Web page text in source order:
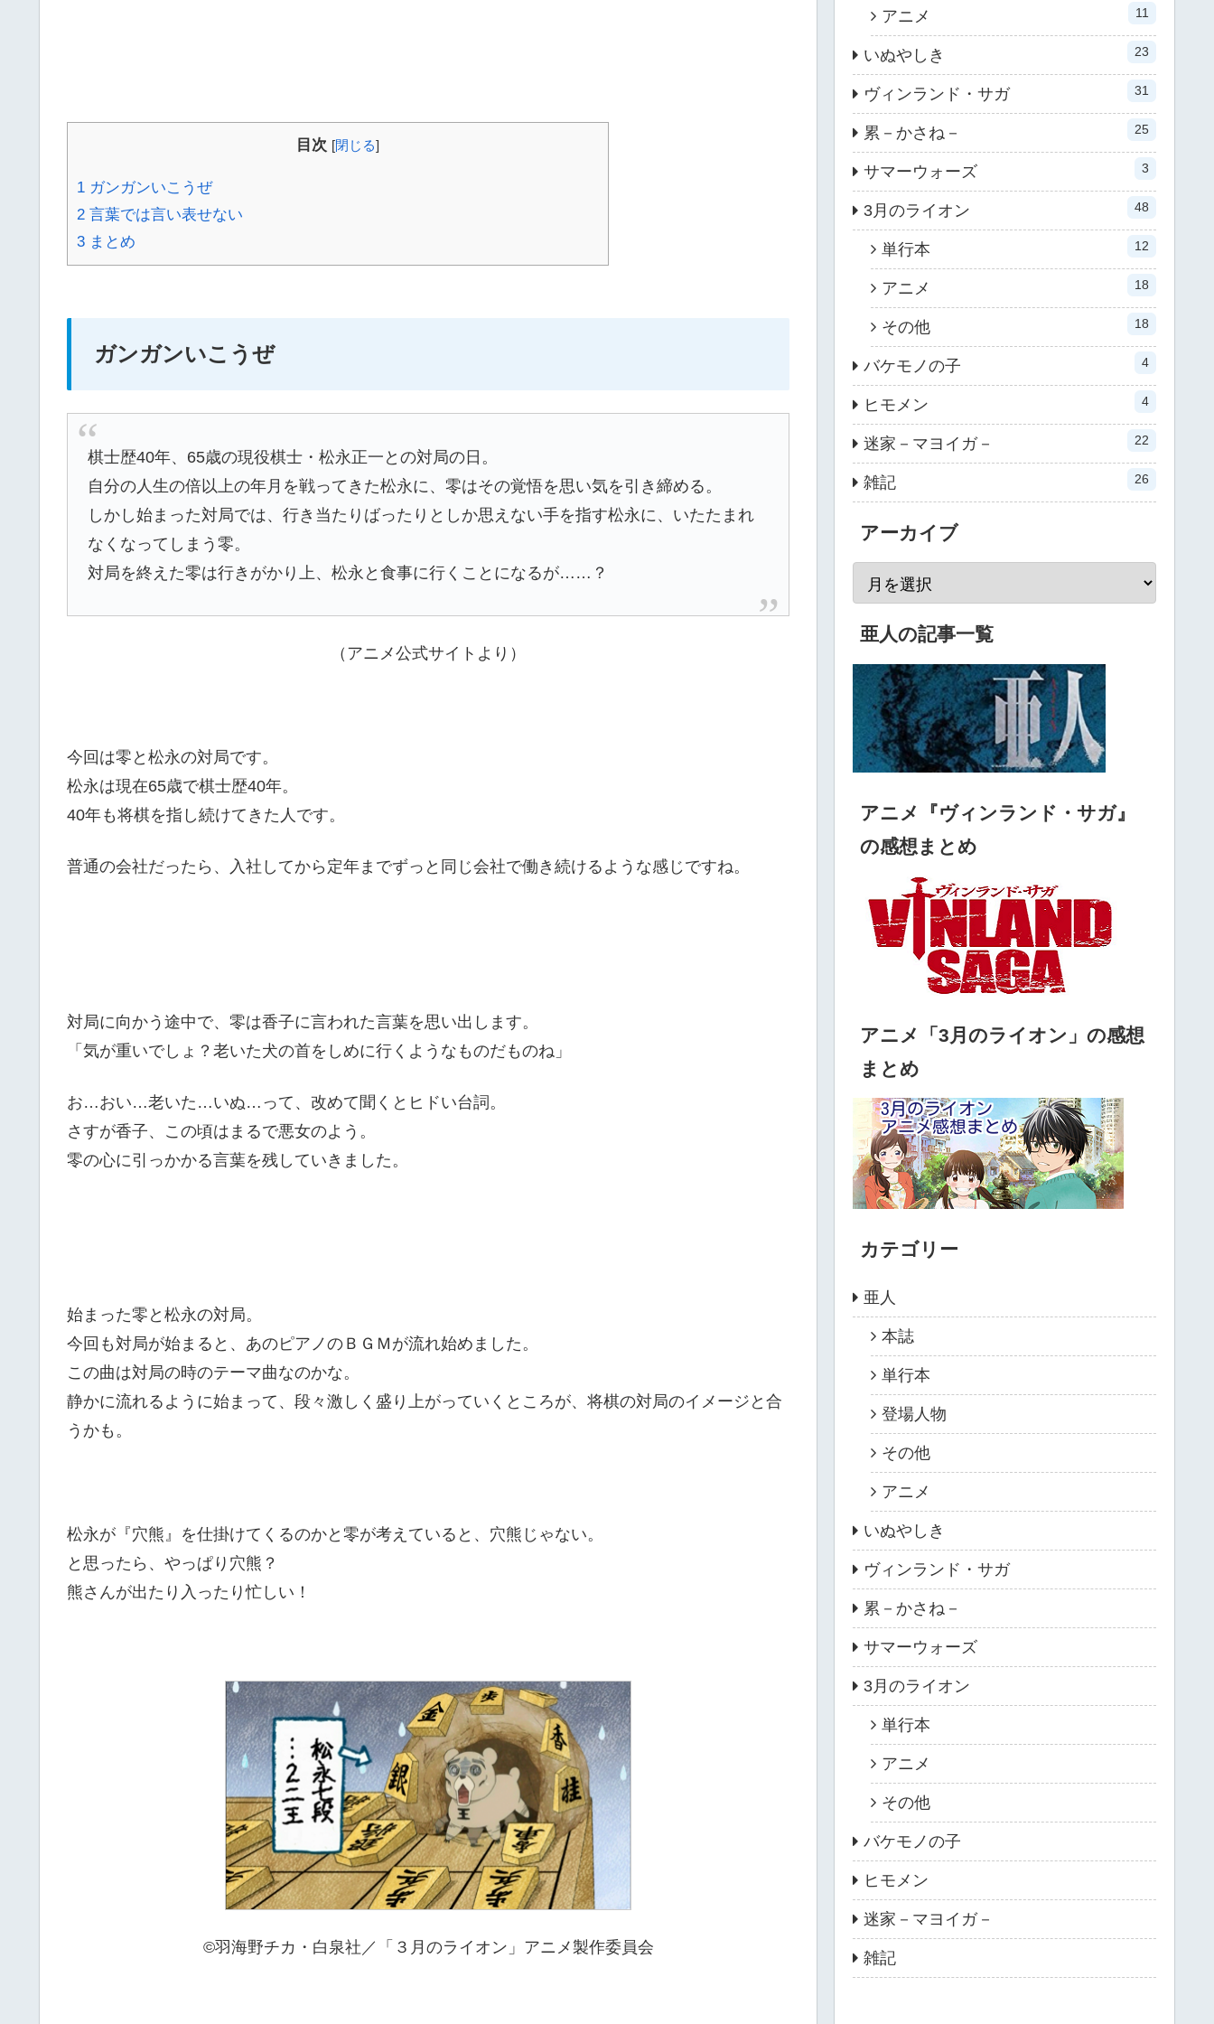
目次 [閉じる]
1 ガンガンいこうぜ
2 言葉では言い表せない
3 まとめ
ガンガンいこうぜ
棋士歴40年、65歳の現役棋士・松永正一との対局の日。
自分の人生の倍以上の年月を戦ってきた松永に、零はその覚悟を思い気を引き締める。
しかし始まった対局では、行き当たりばったりとしか思えない手を指す松永に、いたたまれ
なくなってしまう零。
対局を終えた零は行きがかり上、松永と食事に行くことになるが……？
（アニメ公式サイトより）
今回は零と松永の対局です。
松永は現在65歳で棋士歴40年。
40年も将棋を指し続けてきた人です。
普通の会社だったら、入社してから定年までずっと同じ会社で働き続けるような感じですね。
対局に向かう途中で、零は香子に言われた言葉を思い出します。
「気が重いでしょ？老いた犬の首をしめに行くようなものだものね」
お…おい…老いた…いぬ…って、改めて聞くとヒドい台詞。
さすが香子、この頃はまるで悪女のよう。
零の心に引っかかる言葉を残していきました。
始まった零と松永の対局。
今回も対局が始まると、あのピアノのＢＧＭが流れ始めました。
この曲は対局の時のテーマ曲なのかな。
静かに流れるように始まって、段々激しく盛り上がっていくところが、将棋の対局のイメージと合
うかも。
松永が『穴熊』を仕掛けてくるのかと零が考えていると、穴熊じゃない。
と思ったら、やっぱり穴熊？
熊さんが出たり入ったり忙しい！
©羽海野チカ・白泉社／「３月のライオン」アニメ製作委員会
アニメ 11
いぬやしき 23
ヴィンランド・サガ 31
累－かさね－ 25
サマーウォーズ 3
3月のライオン 48
単行本 12
アニメ 18
その他 18
バケモノの子 4
ヒモメン 4
迷家－マヨイガ－ 22
雑記 26
アーカイブ
亜人の記事一覧
アニメ『ヴィンランド・サガ』
の感想まとめ
アニメ「3月のライオン」の感想
まとめ
カテゴリー
亜人
本誌
単行本
登場人物
その他
アニメ
いぬやしき
ヴィンランド・サガ
累－かさね－
サマーウォーズ
3月のライオン
単行本
アニメ
その他
バケモノの子
ヒモメン
迷家－マヨイガ－
雑記